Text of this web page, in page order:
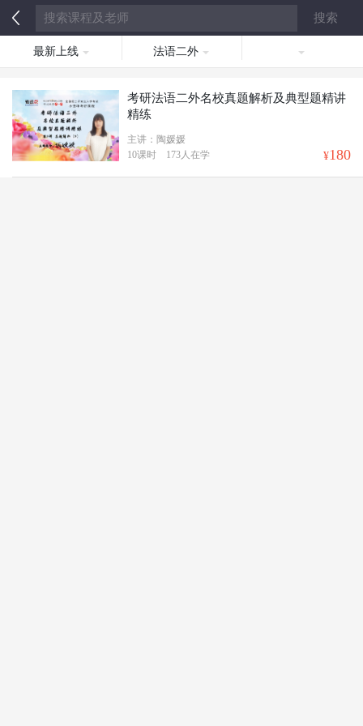
最新上线 法语二外
考研法语二外名校真题解析及典型题精讲
精练
主讲：陶媛媛
¥180
10课时 173人在学